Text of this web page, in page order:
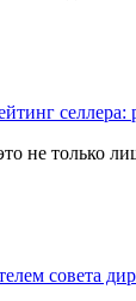
не только
совета